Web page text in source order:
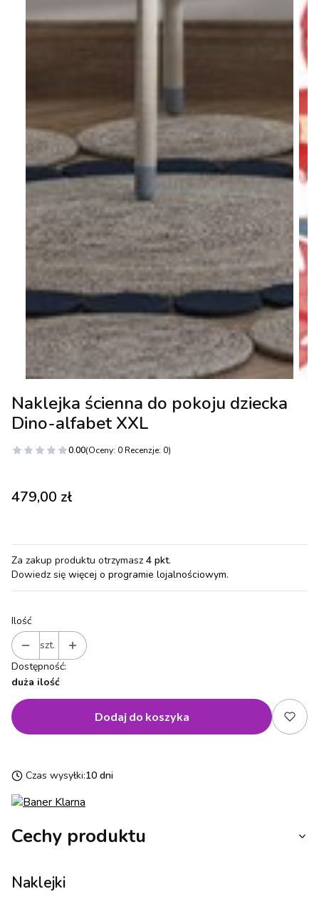
Naklejka ścienna do pokoju dziecka
Dino-alfabet XXL
0.00(Oceny: 0 Recenzje: 0)
Cena
479,00 zł
Za zakup produktu otrzymasz 4 pkt.
Dowiedz się więcej o programie lojalnościowym.
Ilość
szt.
Dostępność:
duża ilość
Dodaj do koszyka
Czas wysyłki:10 dni
Cechy produktu
Naklejki